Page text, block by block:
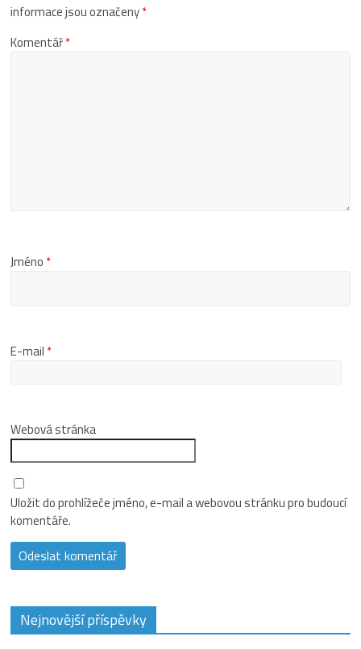
informace jsou označeny*
Komentář*
Jméno *
E-mail *
Webová stránka
Uložit do prohlížeče jméno, e-mail a webovou stránku pro budoucí
komentáře.
Nejnovější příspěvky